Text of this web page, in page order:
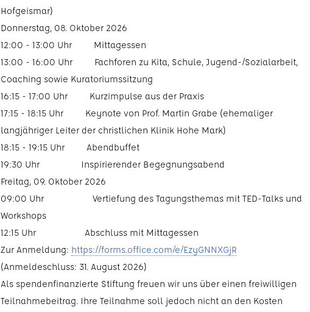
Hofgeismar)
Donnerstag, 08. Oktober 2026
12:00 - 13:00 Uhr Mittagessen
13:00 - 16:00 Uhr Fachforen zu Kita, Schule, Jugend-/Sozialarbeit,
Coaching sowie Kuratoriumssitzung
16:15 - 17:00 Uhr Kurzimpulse aus der Praxis
17:15 - 18:15 Uhr Keynote von Prof. Martin Grabe (ehemaliger
langjähriger Leiter der christlichen Klinik Hohe Mark)
18:15 - 19:15 Uhr Abendbuffet
19:30 Uhr Inspirierender Begegnungsabend
Freitag, 09. Oktober 2026
09:00 Uhr Vertiefung des Tagungsthemas mit TED-Talks und
Workshops
12:15 Uhr Abschluss mit Mittagessen
Zur Anmeldung: https://forms.office.com/e/EzyGNNXGjR
(Anmeldeschluss: 31. August 2026)
Als spendenfinanzierte Stiftung freuen wir uns über einen freiwilligen
Teilnahmebeitrag. Ihre Teilnahme soll jedoch nicht an den Kosten